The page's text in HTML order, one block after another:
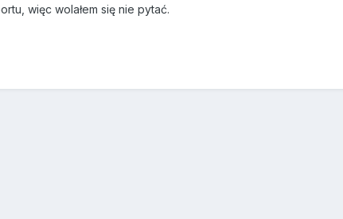
więc wolałem się nie pytać.